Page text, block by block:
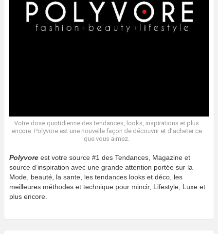
Votre dose quotidienne des tendances, looks, inspirations et plus
encore. Polyvore est une nouvelle façon de découvrir et d’acheter ce
que vous aimez.
Polyvore est votre source #1 des Tendances, Magazine et
source d’inspiration avec une grande attention portée sur la
Mode, beauté, la sante, les tendances looks et déco, les
meilleures méthodes et technique pour mincir, Lifestyle, Luxe et
plus encore.